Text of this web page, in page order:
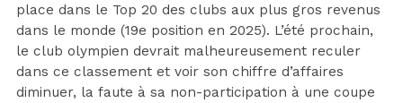
place dans le Top 20 des clubs aux plus gros revenus
dans le monde (19e position en 2025). L’été prochain,
le club olympien devrait malheureusement reculer
dans ce classement et voir son chiffre d’affaires
diminuer, la faute à sa non-participation à une coupe